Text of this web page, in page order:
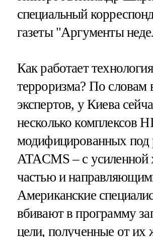
специальный
газеты "Аргументы
Как работает технология
терроризма? По словам
экспертов, у Киева
несколько комплексов
модифицированных под
ATACMS – с усиленной
частью и
Американские
вбивают в программу
цели, полученные от их